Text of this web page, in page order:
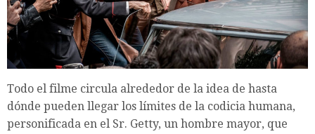
Todo el filme circula alrededor de la idea de hasta
dónde pueden llegar los límites de la codicia humana,
personificada en el Sr. Getty, un hombre mayor, que